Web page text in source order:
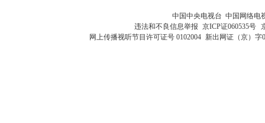
中国中央电视台 中国网络电
违法和不良信息举报 京ICP证060535号
网上传播视听节目许可证号 0102004 新出网证（京）